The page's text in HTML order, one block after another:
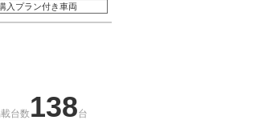
入プラン付き車両
台数 138台